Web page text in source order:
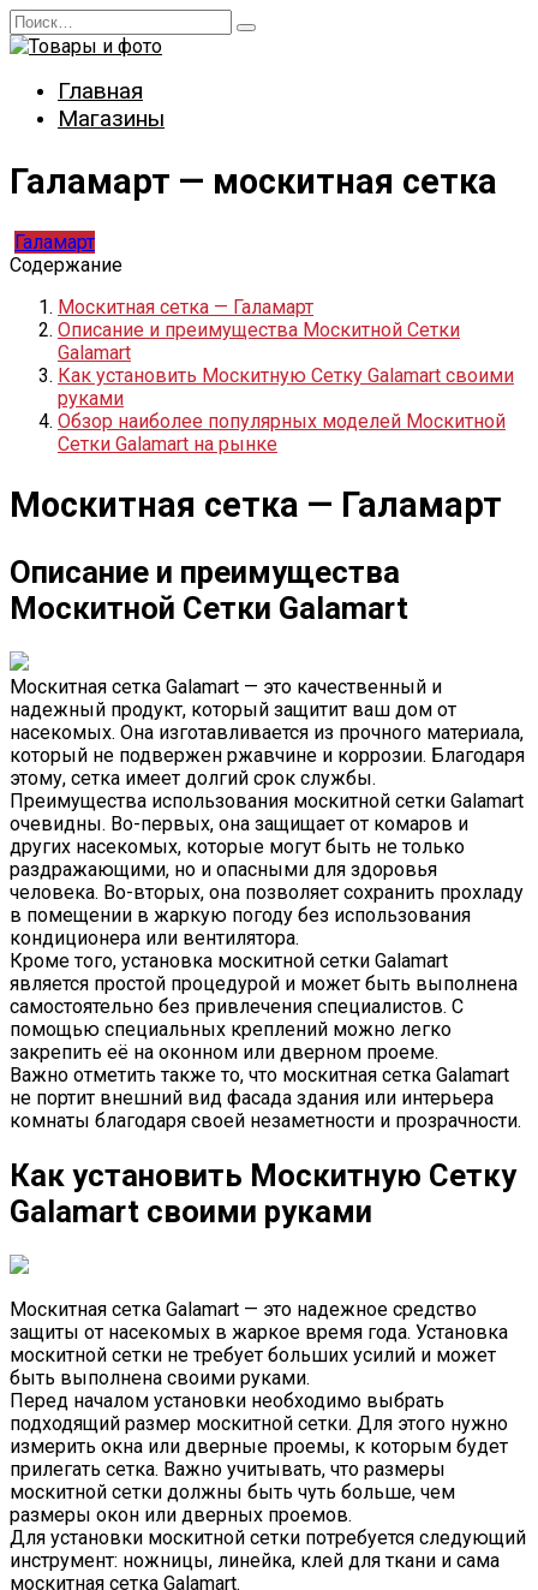
Перейти
к
Search
for:
Главная
Магазины
Галамарт — москитная сетка
Галамарт
Содержание
Москитная сетка — Галамарт
Описание и преимущества Москитной Сетки
Galamart
Как установить Москитную Сетку Galamart своими
руками
Обзор наиболее популярных моделей Москитной
Сетки Galamart на рынке
Москитная сетка — Галамарт
Описание и преимущества
Москитной Сетки Galamart
Москитная сетка Galamart — это качественный и
надежный продукт, который защитит ваш дом от
насекомых. Она изготавливается из прочного материала,
который не подвержен ржавчине и коррозии. Благодаря
этому, сетка имеет долгий срок службы.
Преимущества использования москитной сетки Galamart
очевидны. Во-первых, она защищает от комаров и
других насекомых, которые могут быть не только
раздражающими, но и опасными для здоровья
человека. Во-вторых, она позволяет сохранить прохладу
в помещении в жаркую погоду без использования
кондиционера или вентилятора.
Кроме того, установка москитной сетки Galamart
является простой процедурой и может быть выполнена
самостоятельно без привлечения специалистов. С
помощью специальных креплений можно легко
закрепить её на оконном или дверном проеме.
Важно отметить также то, что москитная сетка Galamart
не портит внешний вид фасада здания или интерьера
комнаты благодаря своей незаметности и прозрачности.
Как установить Москитную Сетку
Galamart своими руками
Москитная сетка Galamart — это надежное средство
защиты от насекомых в жаркое время года. Установка
москитной сетки не требует больших усилий и может
быть выполнена своими руками.
Перед началом установки необходимо выбрать
подходящий размер москитной сетки. Для этого нужно
измерить окна или дверные проемы, к которым будет
прилегать сетка. Важно учитывать, что размеры
москитной сетки должны быть чуть больше, чем
размеры окон или дверных проемов.
Для установки москитной сетки потребуется следующий
инструмент: ножницы, линейка, клей для ткани и сама
москитная сетка Galamart.